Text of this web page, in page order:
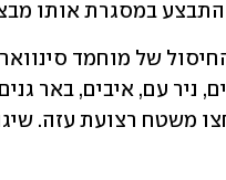
במסגרת אותו